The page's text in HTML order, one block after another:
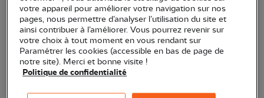
La découverte la semaine dernière deplusieurs cas
d'Influenza aviaire (grippe aviaire) sur le
département des Côtes-d'Armor, et notamment
sur le secteur de laréserve naturelle des Sept-Iles
votre appareil pour améliorer votre navigation sur nos
pages, nous permettre d’analyser l’utilisation du site et
ainsi contribuer à l’améliorer. Vous pourrez revenir sur
votre choix à tout moment en vous rendant sur
Paramétrer les cookies (accessible en bas de page de
notre site). Merci et bonne visite !
Politique de confidentialité